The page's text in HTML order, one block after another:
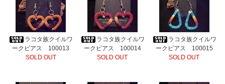
ラコタ族クイルワ
ークピアス 100013
SOLD OUT
ラコタ族クイルワ
ークピアス 100014
SOLD OUT
ラコタ族クイルワ
ークピアス 100015
SOLD OUT